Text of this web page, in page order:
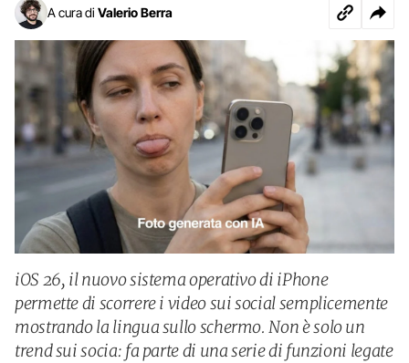
A cura di Valerio Berra
iOS 26, il nuovo sistema operativo di iPhone
permette di scorrere i video sui social semplicemente
mostrando la lingua sullo schermo. Non è solo un
trend sui socia: fa parte di una serie di funzioni legate